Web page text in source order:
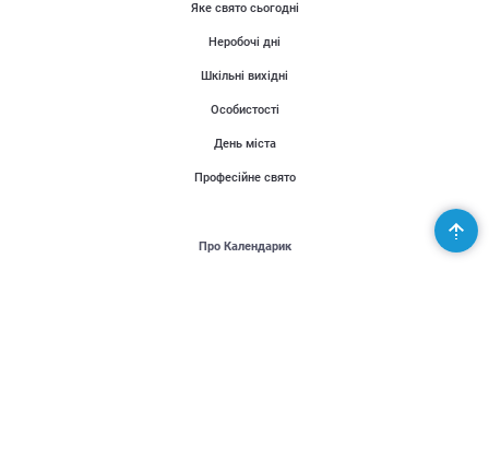
Яке свято сьогодні
Неробочі дні
Шкільні вихідні
Особистості
День міста
Професійне свято
Про Календарик